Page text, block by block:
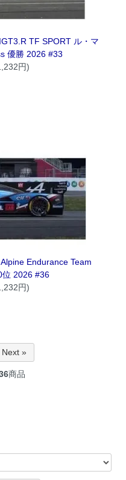
TF SPORT ル・マ
優勝 2026 #33
円)
Endurance Team
位 2026 #36
円)
Next »
商品